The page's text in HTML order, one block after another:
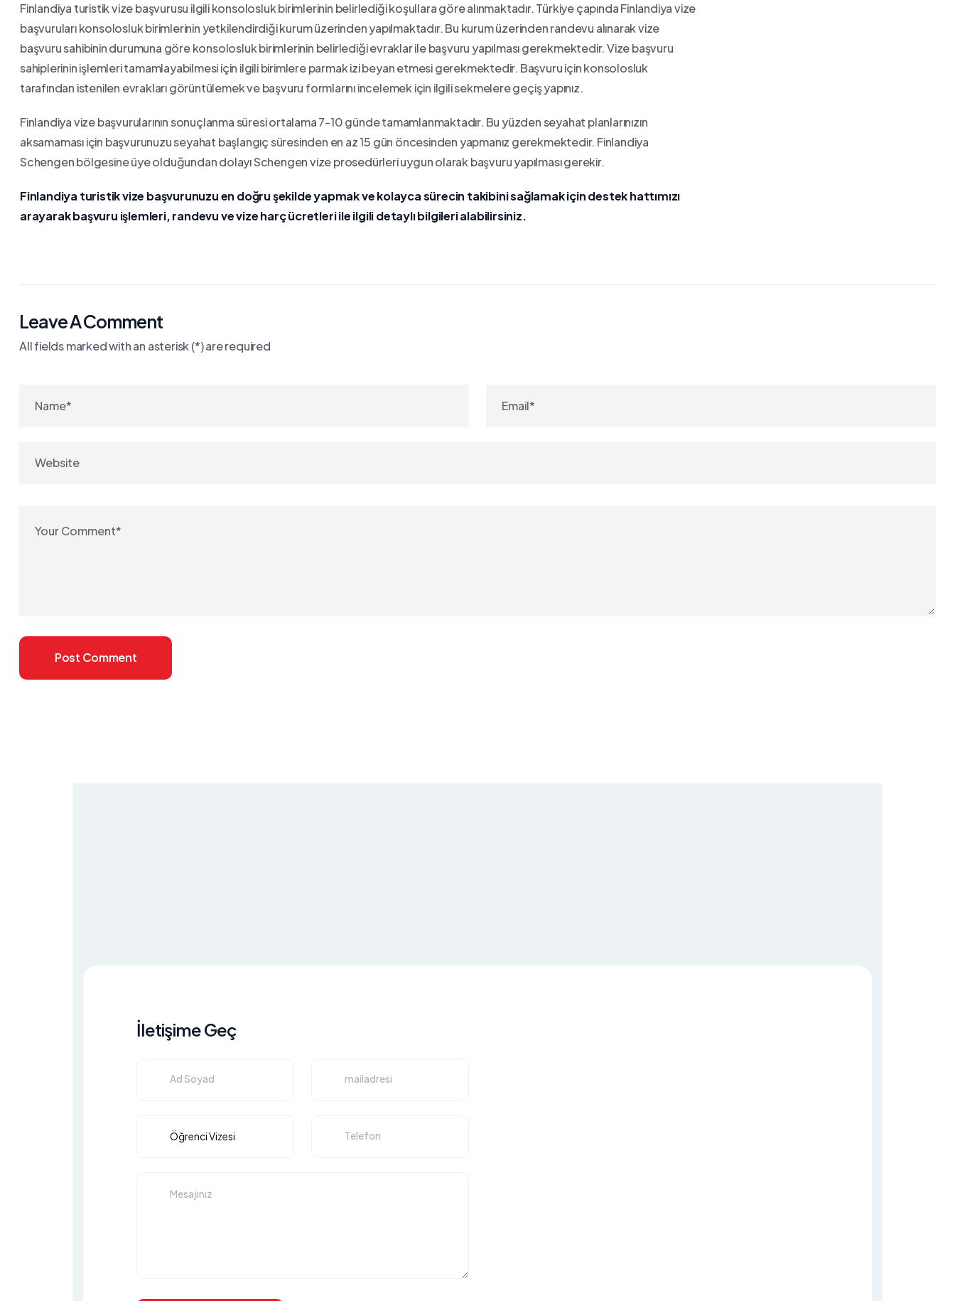
Finlandiya turistik vize başvurusu ilgili konsolosluk birimlerinin belirlediği koşullara göre alınmaktadır. Türkiye çapında Finlandiya vize
başvuruları konsolosluk birimlerinin yetkilendirdiği kurum üzerinden yapılmaktadır. Bu kurum üzerinden randevu alınarak vize
başvuru sahibinin durumuna göre konsolosluk birimlerinin belirlediği evraklar ile başvuru yapılması gerekmektedir. Vize başvuru
sahiplerinin işlemleri tamamlayabilmesi için ilgili birimlere parmak izi beyan etmesi gerekmektedir. Başvuru için konsolosluk
tarafından istenilen evrakları görüntülemek ve başvuru formlarını incelemek için ilgili sekmelere geçiş yapınız.
Finlandiya vize başvurularının sonuçlanma süresi ortalama 7-10 günde tamamlanmaktadır. Bu yüzden seyahat planlarınızın
aksamaması için başvurunuzu seyahat başlangıç süresinden en az 15 gün öncesinden yapmanız gerekmektedir. Finlandiya
Schengen bölgesine üye olduğundan dolayı Schengen vize prosedürleri uygun olarak başvuru yapılması gerekir.
Finlandiya turistik vize başvurunuzu en doğru şekilde yapmak ve kolayca sürecin takibini sağlamak için destek hattımızı
arayarak başvuru işlemleri, randevu ve vize harç ücretleri ile ilgili detaylı bilgileri alabilirsiniz.
Leave A Comment
All fields marked with an asterisk (*) are required
Post Comment
İletişime Geç